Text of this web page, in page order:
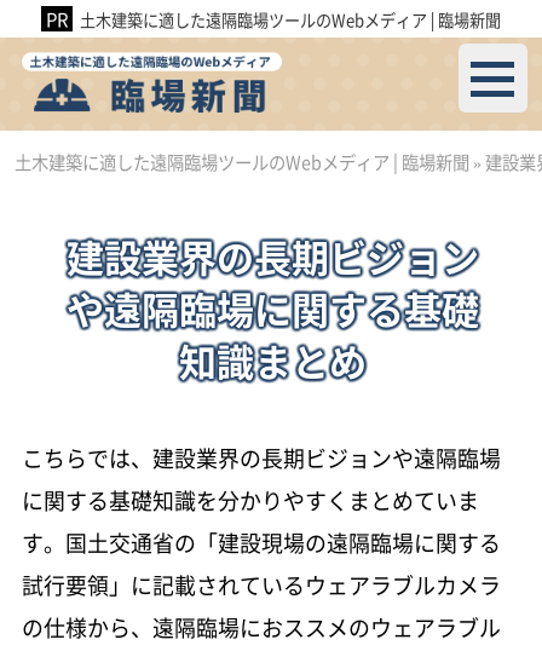
土木建築に適した遠隔臨場ツールのWebメディア│臨場新聞
土木建築に適した遠隔臨場ツールのWebメディア│臨場新聞 »建設業
建設業界の長期ビジョン
や遠隔臨場に関する基礎
知識まとめ
こちらでは、建設業界の長期ビジョンや遠隔臨場
に関する基礎知識を分かりやすくまとめていま
す。国土交通省の「建設現場の遠隔臨場に関する
試行要領」に記載されているウェアラブルカメラ
の仕様から、遠隔臨場におススメのウェアラブル